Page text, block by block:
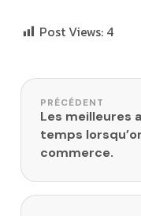
Post Views: 4
PRÉCÉDENT
Les meilleures
temps
commerce.